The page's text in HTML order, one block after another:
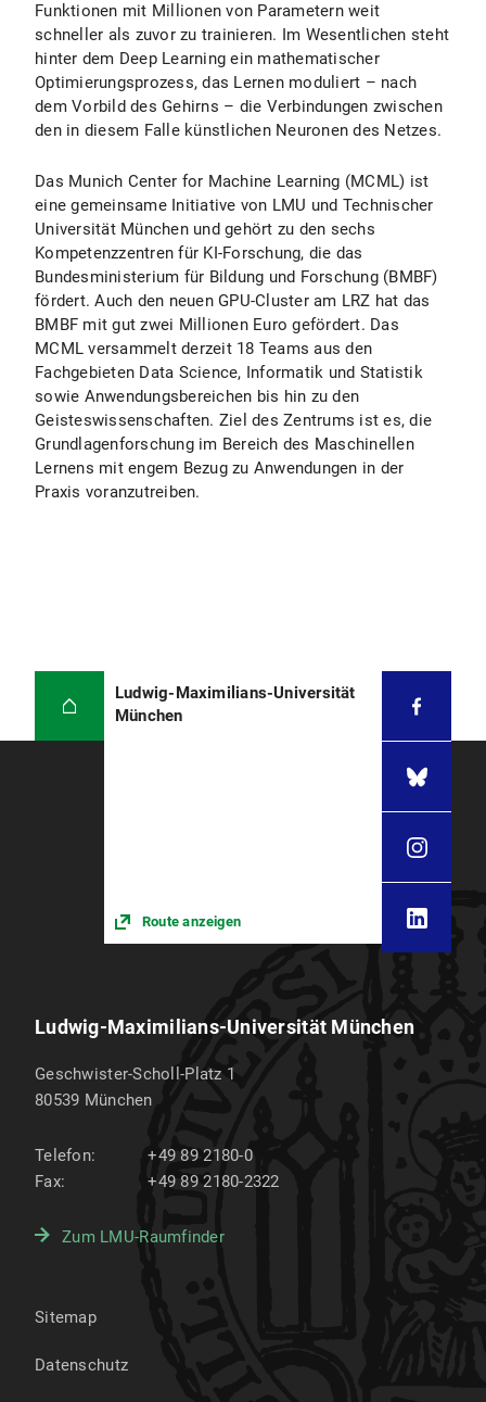
Funktionen mit Millionen von Parametern weit
schneller als zuvor zu trainieren. Im Wesentlichen steht
hinter dem Deep Learning ein mathematischer
Optimierungsprozess, das Lernen moduliert – nach
dem Vorbild des Gehirns – die Verbindungen zwischen
den in diesem Falle künstlichen Neuronen des Netzes.
Das Munich Center for Machine Learning (MCML) ist
eine gemeinsame Initiative von LMU und Technischer
Universität München und gehört zu den sechs
Kompetenzzentren für KI-Forschung, die das
Bundesministerium für Bildung und Forschung (BMBF)
fördert. Auch den neuen GPU-Cluster am LRZ hat das
BMBF mit gut zwei Millionen Euro gefördert. Das
MCML versammelt derzeit 18 Teams aus den
Fachgebieten Data Science, Informatik und Statistik
sowie Anwendungsbereichen bis hin zu den
Geisteswissenschaften. Ziel des Zentrums ist es, die
Grundlagenforschung im Bereich des Maschinellen
Lernens mit engem Bezug zu Anwendungen in der
Praxis voranzutreiben.
Ludwig-Maximilians-Universität
München
Route anzeigen
Ludwig-Maximilians-Universität München
Geschwister-Scholl-Platz 1
80539 München
Telefon:
+49 89 2180-0
Fax:
+49 89 2180-2322
Zum LMU-Raumfinder
Sitemap
Datenschutz